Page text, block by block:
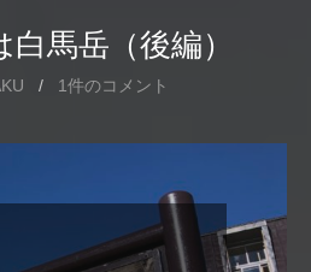
馬岳（後編）
/ 1件のコメント